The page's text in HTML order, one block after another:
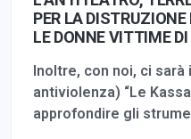
PER LA DISTRUZIONE
LE DONNE VITTIME
Inoltre, con noi, ci sarà
antiviolenza) “Le
approfondire gli